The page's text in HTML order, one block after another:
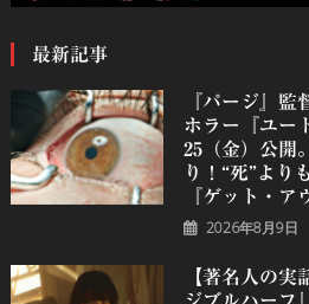
最新記事
『パージ』監
ホラー『ユー
25（金）公開
り！“死”より
『ゲット・ア
2026年8月9日
【著名人の実